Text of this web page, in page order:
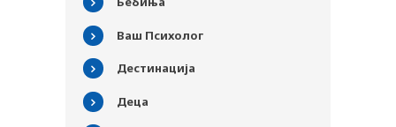
Ваш Психолог
Дестинација
Деца